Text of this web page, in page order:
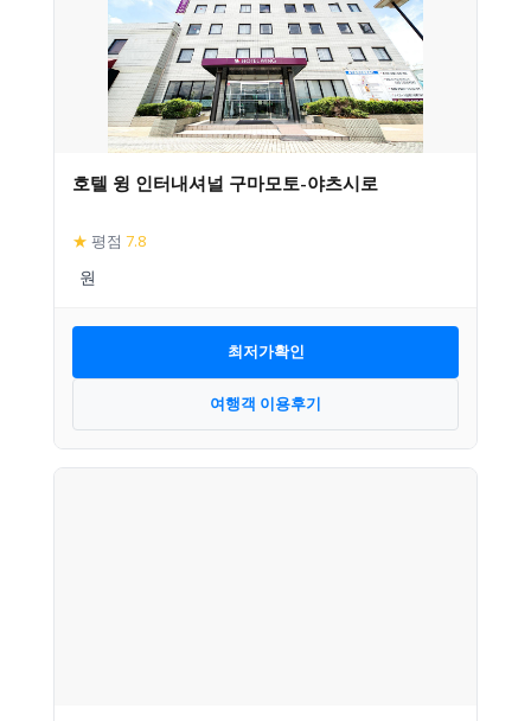
호텔 윙 인터내셔널 구마모토-야츠시로
★ 평점 7.8
최저가확인
여행객 이용후기